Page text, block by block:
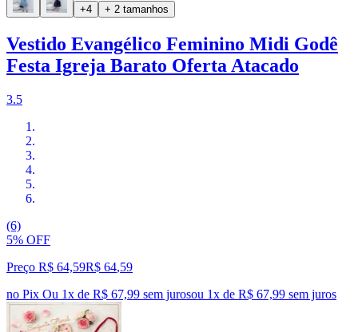
+4 + 2 tamanhos
Vestido Evangélico Feminino Midi Godê
Festa Igreja Barato Oferta Atacado
3.5
(6)
5% OFF
Preço R$ 64,59R$ 64,59
no Pix Ou 1x de R$ 67,99 sem jurosou 1x de R$ 67,99 sem juros